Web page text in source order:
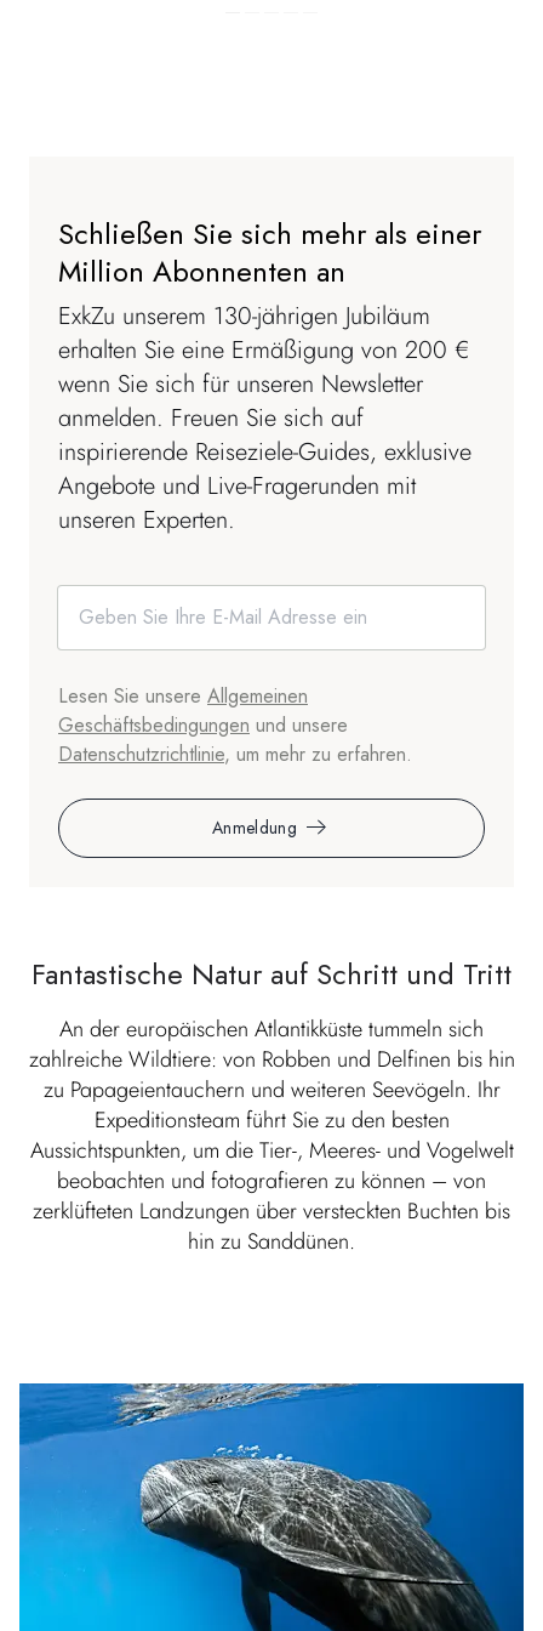
Schließen Sie sich mehr als einer
Million Abonnenten an
ExkZu unserem 130-jährigen Jubiläum
erhalten Sie eine Ermäßigung von 200 €
wenn Sie sich für unseren Newsletter
anmelden. Freuen Sie sich auf
inspirierende Reiseziele-Guides, exklusive
Angebote und Live-Fragerunden mit
unseren Experten.
Anmeldung
Lesen Sie unsere Allgemeinen
Geschäftsbedingungen und unsere
Datenschutzrichtlinie, um mehr zu erfahren.
Fantastische Natur auf Schritt und Tritt
An der europäischen Atlantikküste tummeln sich
zahlreiche Wildtiere: von Robben und Delfinen bis hin
zu Papageientauchern und weiteren Seevögeln. Ihr
Expeditionsteam führt Sie zu den besten
Aussichtspunkten, um die Tier-, Meeres- und Vogelwelt
beobachten und fotografieren zu können – von
zerklüfteten Landzungen über versteckten Buchten bis
hin zu Sanddünen.